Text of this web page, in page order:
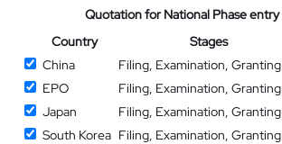
Quotation for National Phase entry
Country
Stages
China
Filing, Examination, Granting
EPO
Filing, Examination, Granting
Japan
Filing, Examination, Granting
South Korea Filing, Examination, Granting